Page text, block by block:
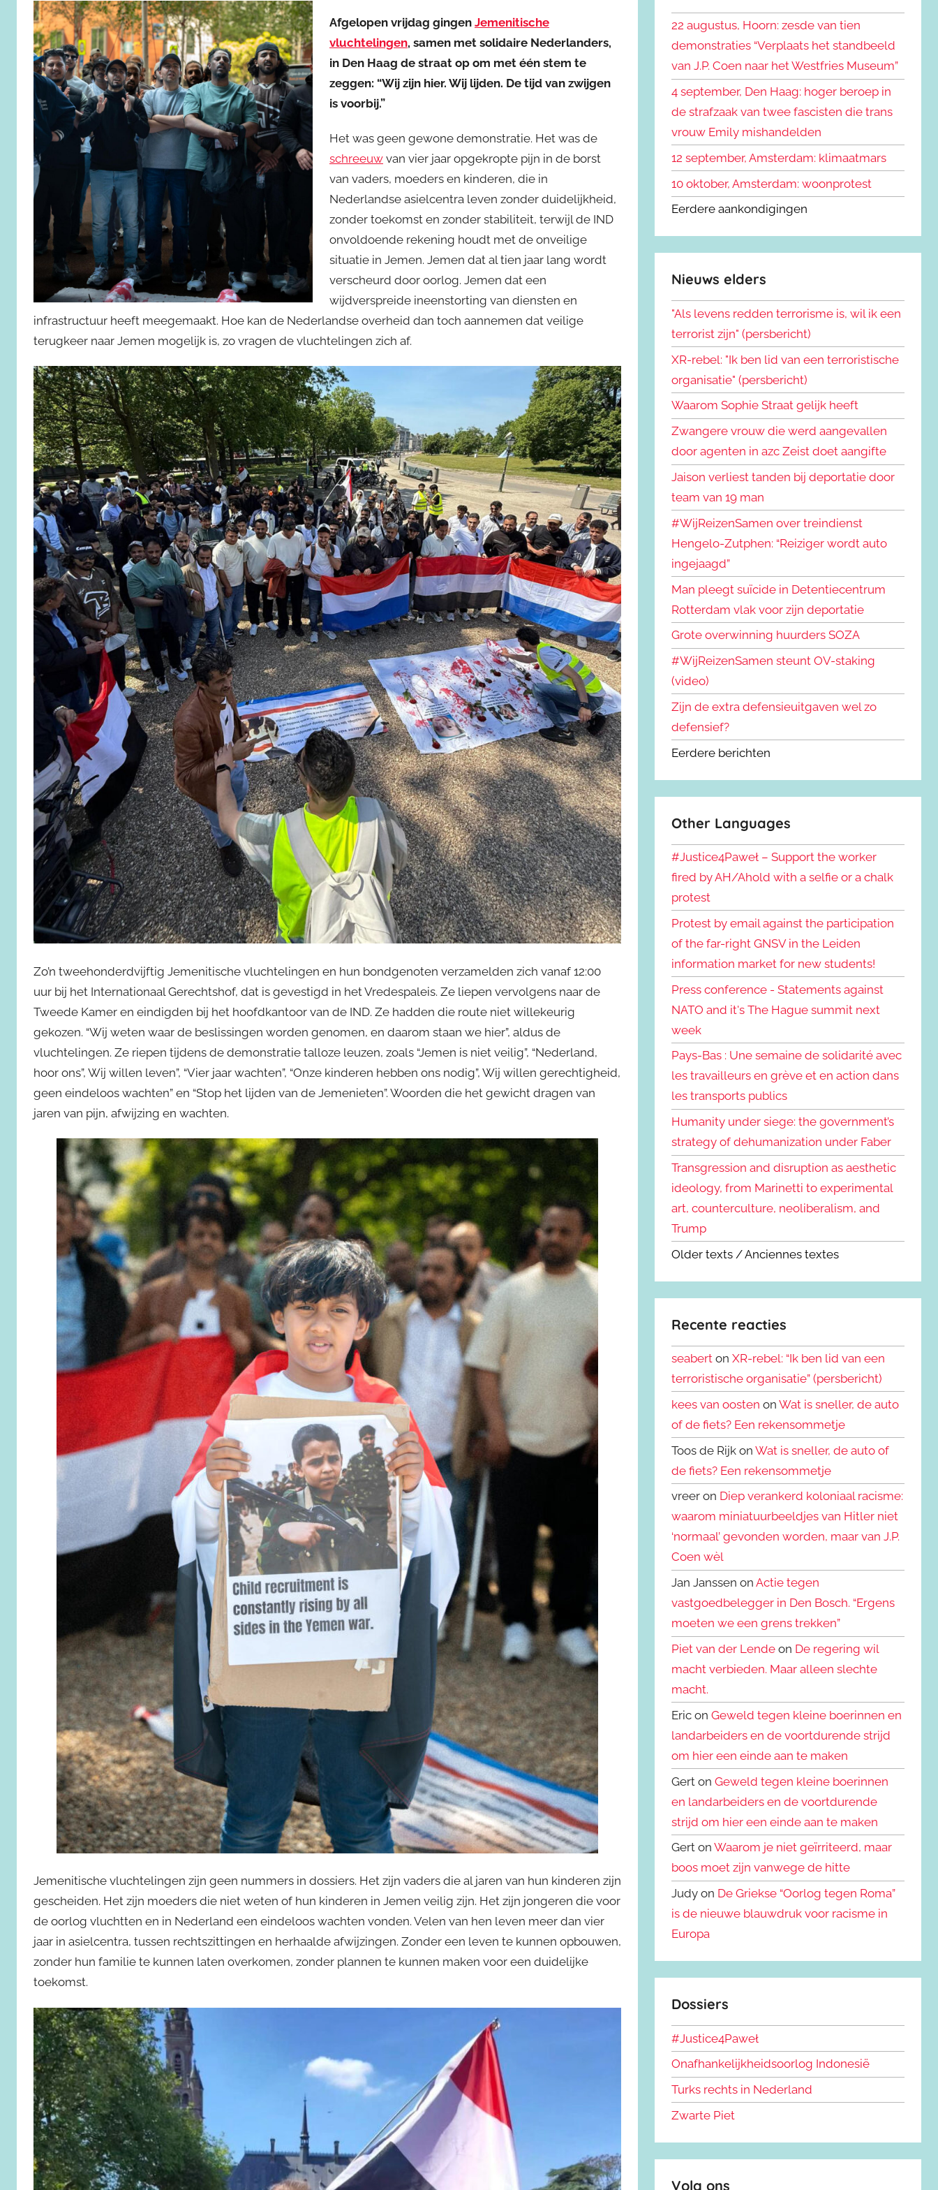
Afgelopen vrijdag gingen Jemenitische
vluchtelingen, samen met solidaire Nederlanders,
in Den Haag de straat op om met één stem te
zeggen: “Wij zijn hier. Wij lijden. De tijd van zwijgen
is voorbij.”
Het was geen gewone demonstratie. Het was de
schreeuw van vier jaar opgekropte pijn in de borst
van vaders, moeders en kinderen, die in
Nederlandse asielcentra leven zonder duidelijkheid,
zonder toekomst en zonder stabiliteit, terwijl de IND
onvoldoende rekening houdt met de onveilige
situatie in Jemen. Jemen dat al tien jaar lang wordt
verscheurd door oorlog. Jemen dat een
wijdverspreide ineenstorting van diensten en
infrastructuur heeft meegemaakt. Hoe kan de Nederlandse overheid dan toch aannemen dat veilige
terugkeer naar Jemen mogelijk is, zo vragen de vluchtelingen zich af.
Zo’n tweehonderdvijftig Jemenitische vluchtelingen en hun bondgenoten verzamelden zich vanaf 12:00
uur bij het Internationaal Gerechtshof, dat is gevestigd in het Vredespaleis. Ze liepen vervolgens naar de
Tweede Kamer en eindigden bij het hoofdkantoor van de IND. Ze hadden die route niet willekeurig
gekozen. “Wij weten waar de beslissingen worden genomen, en daarom staan we hier”, aldus de
vluchtelingen. Ze riepen tijdens de demonstratie talloze leuzen, zoals “Jemen is niet veilig”, “Nederland,
hoor ons”, Wij willen leven”, “Vier jaar wachten”, “Onze kinderen hebben ons nodig”, Wij willen gerechtigheid,
geen eindeloos wachten” en “Stop het lijden van de Jemenieten”. Woorden die het gewicht dragen van
jaren van pijn, afwijzing en wachten.
Jemenitische vluchtelingen zijn geen nummers in dossiers. Het zijn vaders die al jaren van hun kinderen zijn
gescheiden. Het zijn moeders die niet weten of hun kinderen in Jemen veilig zijn. Het zijn jongeren die voor
de oorlog vluchtten en in Nederland een eindeloos wachten vonden. Velen van hen leven meer dan vier
jaar in asielcentra, tussen rechtszittingen en herhaalde afwijzingen. Zonder een leven te kunnen opbouwen,
zonder hun familie te kunnen laten overkomen, zonder plannen te kunnen maken voor een duidelijke
toekomst.
n
a
a
r
:
n
22 augustus, Hoorn: zesde van tien
demonstraties “Verplaats het standbeeld
van J.P. Coen naar het Westfries Museum”
4 september, Den Haag: hoger beroep in
de strafzaak van twee fascisten die trans
vrouw Emily mishandelden
12 september, Amsterdam: klimaatmars
10 oktober, Amsterdam: woonprotest
Eerdere aankondigingen
Nieuws elders
"Als levens redden terrorisme is, wil ik een
terrorist zijn" (persbericht)
XR-rebel: "Ik ben lid van een terroristische
organisatie" (persbericht)
Waarom Sophie Straat gelijk heeft
Zwangere vrouw die werd aangevallen
door agenten in azc Zeist doet aangifte
Jaison verliest tanden bij deportatie door
team van 19 man
#WijReizenSamen over treindienst
Hengelo-Zutphen: “Reiziger wordt auto
ingejaagd”
Man pleegt suïcide in Detentiecentrum
Rotterdam vlak voor zijn deportatie
Grote overwinning huurders SOZA
#WijReizenSamen steunt OV-staking
(video)
Zijn de extra defensieuitgaven wel zo
defensief?
Eerdere berichten
Other Languages
#Justice4Paweł – Support the worker
fired by AH/Ahold with a selfie or a chalk
protest
Protest by email against the participation
of the far-right GNSV in the Leiden
information market for new students!
Press conference - Statements against
NATO and it's The Hague summit next
week
Pays-Bas : Une semaine de solidarité avec
les travailleurs en grève et en action dans
les transports publics
Humanity under siege: the government’s
strategy of dehumanization under Faber
Transgression and disruption as aesthetic
ideology, from Marinetti to experimental
art, counterculture, neoliberalism, and
Trump
Older texts / Anciennes textes
Recente reacties
seabert onXR-rebel: “Ik ben lid van een
terroristische organisatie” (persbericht)
kees van oosten onWat is sneller, de auto
of de fiets? Een rekensommetje
Toos de Rijk onWat is sneller, de auto of
de fiets? Een rekensommetje
vreer on Diep verankerd koloniaal racisme:
waarom miniatuurbeeldjes van Hitler niet
‘normaal’ gevonden worden, maar van J.P.
Coen wèl
Jan Janssen onActie tegen
vastgoedbelegger in Den Bosch. “Ergens
moeten we een grens trekken”
Piet van der Lende on De regering wil
macht verbieden. Maar alleen slechte
macht.
Eric onGeweld tegen kleine boerinnen en
landarbeiders en de voortdurende strijd
om hier een einde aan te maken
Gert onGeweld tegen kleine boerinnen
en landarbeiders en de voortdurende
strijd om hier een einde aan te maken
Gert onWaarom je niet geïrriteerd, maar
boos moet zijn vanwege de hitte
Judy on De Griekse “Oorlog tegen Roma”
is de nieuwe blauwdruk voor racisme in
Europa
Dossiers
#Justice4Paweł
Onafhankelijkheidsoorlog Indonesië
Turks rechts in Nederland
Zwarte Piet
Volg ons